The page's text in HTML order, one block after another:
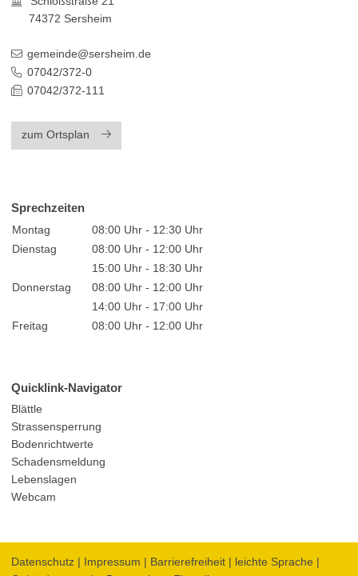
74372 Sersheim
gemeinde@sersheim.de
07042/372-0
07042/372-111
zum Ortsplan
Sprechzeiten
Montag
08:00 Uhr - 12:30 Uhr
Dienstag
08:00 Uhr - 12:00 Uhr
15:00 Uhr - 18:30 Uhr
Donnerstag
08:00 Uhr - 12:00 Uhr
14:00 Uhr - 17:00 Uhr
Freitag
08:00 Uhr - 12:00 Uhr
Quicklink-Navigator
Blättle
Strassensperrung
Bodenrichtwerte
Schadensmeldung
Lebenslagen
Webcam
Datenschutz| Impressum | Barrierefreiheit| leichte Sprache |